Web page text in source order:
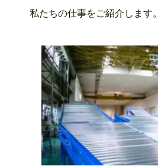
私たちの仕事をご紹介します。